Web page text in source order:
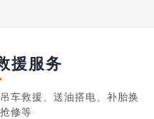
援服务
车救援、送油搭电、补胎换
修等